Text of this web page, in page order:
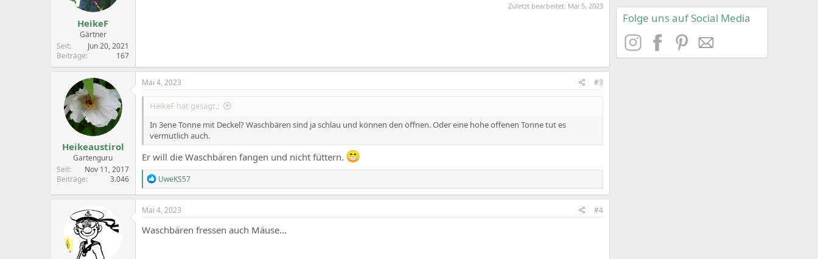
HeikeF
Gärtner
Seit
Jun 20, 2021
Beiträge
167
Zuletzt bearbeitet: Mai 5, 2023
Heikeaustirol
Gartenguru
Seit
Nov 11, 2017
Beiträge
3.046
Mai 4, 2023 #3
HeikeF hat gesagt.:
In 3ene Tonne mit Deckel? Waschbären sind ja schlau und können den öffnen. Oder eine hohe offenen Tonne tut es
vermutlich auch.
Er will die Waschbären fangen und nicht füttern.
R
e
a
c
i
o
UweKS57
Mai 4, 2023 #4
Waschbären fressen auch Mäuse...
Folge uns auf Social Media